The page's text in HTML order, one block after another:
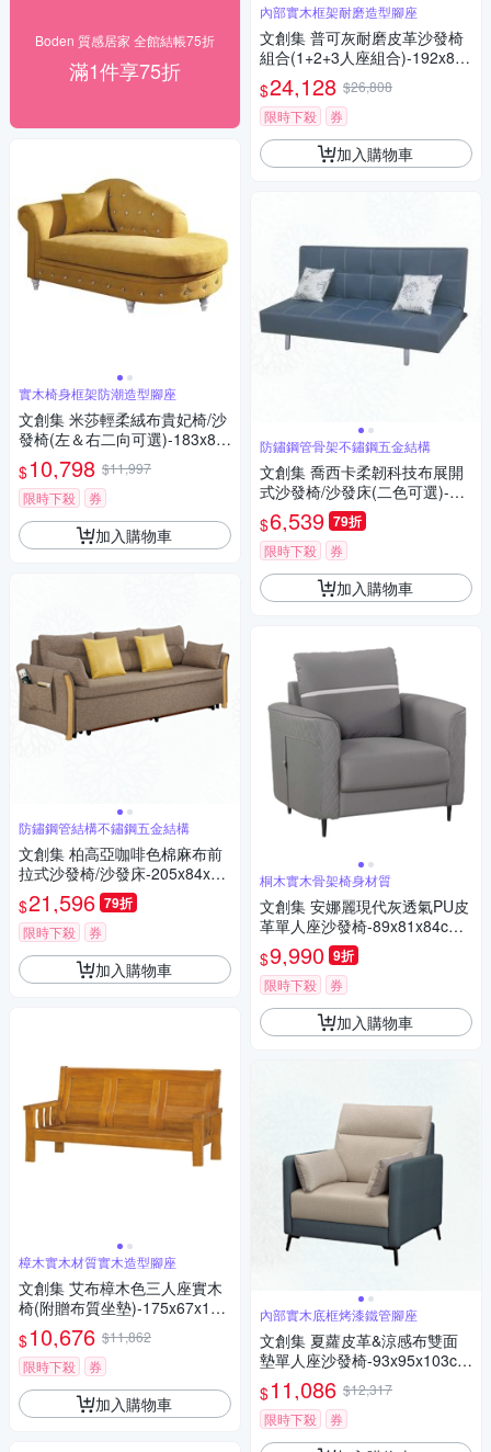
Boden 質感居家 全館結帳75折
滿1件享75折
實木椅身框架防潮造型腳座
文創集 米莎輕柔絨布貴妃椅/沙
發椅(左＆右二向可選)-183x83
x90cm免組
$10,798 $11,997
限時下殺
券
加入購物車
防鏽鋼管結構不鏽鋼五金結構
文創集 柏高亞咖啡色棉麻布前
拉式沙發椅/沙發床-205x84x79
cm免組
$21,596 79折
限時下殺 券
加入購物車
樟木實木材質實木造型腳座
文創集 艾布樟木色三人座實木
椅(附贈布質坐墊)-175x67x100
cm免組
$10,676 $11,862
限時下殺
券
加入購物車
內部實木框架耐磨造型腳座
文創集 普可灰耐磨皮革沙發椅
組合(1+2+3人座組合)-192x81x
89cm免組
$24,128 $26,808
限時下殺
券
加入購物車
防鏽鋼管骨架不鏽鋼五金結構
文創集 喬西卡柔韌科技布展開
式沙發椅/沙發床(二色可選)-18
1x90x83cm免組
$6,539 79折
限時下殺 券
加入購物車
桐木實木骨架椅身材質
文創集 安娜麗現代灰透氣PU皮
革單人座沙發椅-89x81x84cm
免組
$9,990 9折
限時下殺 券
加入購物車
內部實木底框烤漆鐵管腳座
文創集 夏蘿皮革&涼感布雙面
墊單人座沙發椅-93x95x103cm
免組
$11,086 $12,317
限時下殺
券